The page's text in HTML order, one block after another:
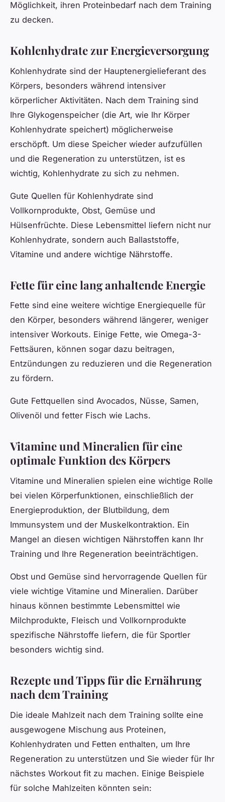
Möglichkeit, ihren Proteinbedarf nach dem Training
zu decken.
Kohlenhydrate zur Energieversorgung
Kohlenhydrate sind der Hauptenergielieferant des
Körpers, besonders während intensiver
körperlicher Aktivitäten. Nach dem Training sind
Ihre Glykogenspeicher (die Art, wie Ihr Körper
Kohlenhydrate speichert) möglicherweise
erschöpft. Um diese Speicher wieder aufzufüllen
und die Regeneration zu unterstützen, ist es
wichtig, Kohlenhydrate zu sich zu nehmen.
Gute Quellen für Kohlenhydrate sind
Vollkornprodukte, Obst, Gemüse und
Hülsenfrüchte. Diese Lebensmittel liefern nicht nur
Kohlenhydrate, sondern auch Ballaststoffe,
Vitamine und andere wichtige Nährstoffe.
Fette für eine lang anhaltende Energie
Fette sind eine weitere wichtige Energiequelle für
den Körper, besonders während längerer, weniger
intensiver Workouts. Einige Fette, wie Omega-3-
Fettsäuren, können sogar dazu beitragen,
Entzündungen zu reduzieren und die Regeneration
zu fördern.
Gute Fettquellen sind Avocados, Nüsse, Samen,
Olivenöl und fetter Fisch wie Lachs.
Vitamine und Mineralien für eine
optimale Funktion des Körpers
Vitamine und Mineralien spielen eine wichtige Rolle
bei vielen Körperfunktionen, einschließlich der
Energieproduktion, der Blutbildung, dem
Immunsystem und der Muskelkontraktion. Ein
Mangel an diesen wichtigen Nährstoffen kann Ihr
Training und Ihre Regeneration beeinträchtigen.
Obst und Gemüse sind hervorragende Quellen für
viele wichtige Vitamine und Mineralien. Darüber
hinaus können bestimmte Lebensmittel wie
Milchprodukte, Fleisch und Vollkornprodukte
spezifische Nährstoffe liefern, die für Sportler
besonders wichtig sind.
Rezepte und Tipps für die Ernährung
nach dem Training
Die ideale Mahlzeit nach dem Training sollte eine
ausgewogene Mischung aus Proteinen,
Kohlenhydraten und Fetten enthalten, um Ihre
Regeneration zu unterstützen und Sie wieder für Ihr
nächstes Workout fit zu machen. Einige Beispiele
für solche Mahlzeiten könnten sein: